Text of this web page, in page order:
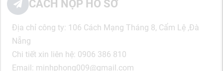
CÁCH NỘP HỒ SƠ
Địa chỉ công ty: 106 Cách Mạng Tháng 8, Cẩm Lệ ,Đà
Nẵng
Chi tiết xin liên hệ: 0906 386 810
Email: minhphong009@gmail.com